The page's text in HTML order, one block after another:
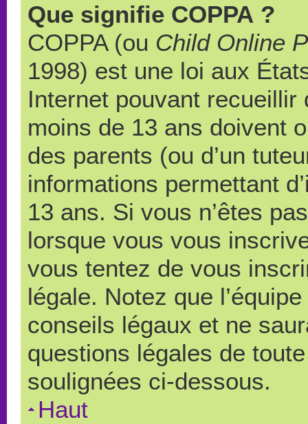
Que signifie COPPA ?
COPPA (ou Child Online
1998) est une loi aux
Internet pouvant
moins de 13 ans doivent
des parents (ou d’un
informations permettant
13 ans. Si vous n’êtes
lorsque vous vous
vous tentez de vous
légale. Notez que
conseils légaux et ne
questions légales de
soulignées ci-dessous.
Haut